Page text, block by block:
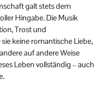
galt stets dem
Hingabe. Die Musik
Trost und
keine romantische Liebe,
auf andere Weise
Leben vollständig – auch